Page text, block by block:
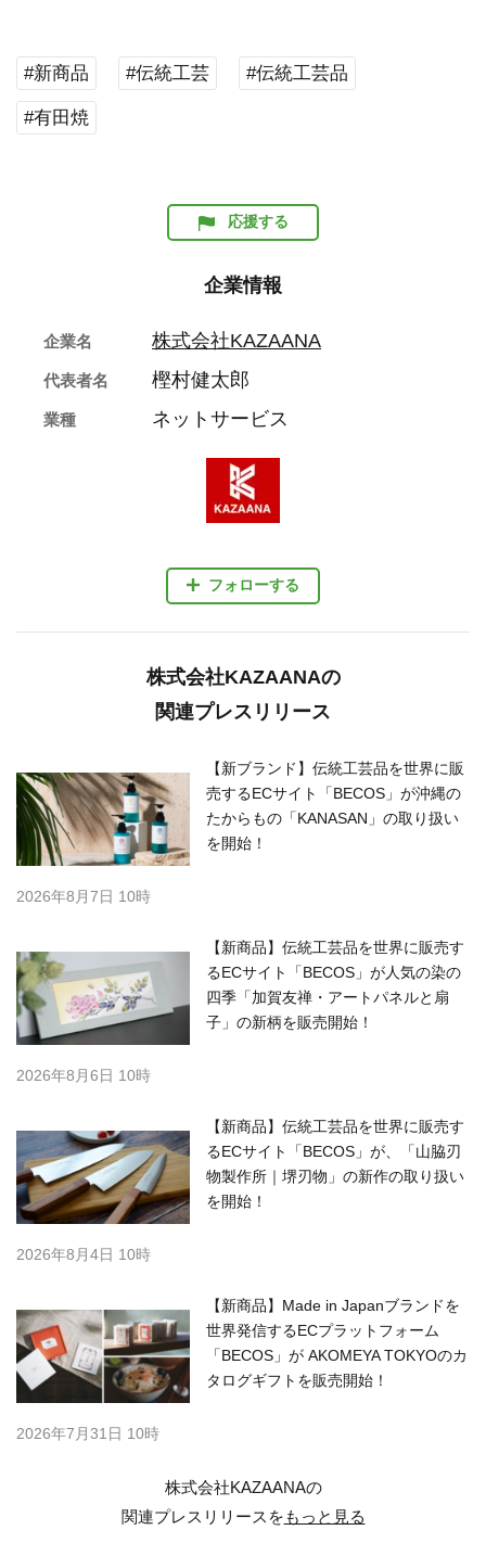
#新商品 #伝統工芸 #伝統工芸品
#有田焼
応援する
企業情報
フォローする
企業名 株式会社KAZAANA
代表者名 樫村健太郎
業種 ネットサービス
株式会社KAZAANAの
関連プレスリリース
【新ブランド】伝統工芸品を世界に販
売するECサイト「BECOS」が沖縄の
たからもの「KANASAN」の取り扱い
を開始！
2026年8月7日 10時
【新商品】伝統工芸品を世界に販売す
るECサイト「BECOS」が人気の染の
四季「加賀友禅・アートパネルと扇
子」の新柄を販売開始！
2026年8月6日 10時
【新商品】伝統工芸品を世界に販売す
るECサイト「BECOS」が、「山脇刃
物製作所｜堺刃物」の新作の取り扱い
を開始！
2026年8月4日 10時
【新商品】Made in Japanブランドを
世界発信するECプラットフォーム
「BECOS」が AKOMEYA TOKYOのカ
タログギフトを販売開始！
2026年7月31日 10時
株式会社KAZAANAの
関連プレスリリースをもっと見る